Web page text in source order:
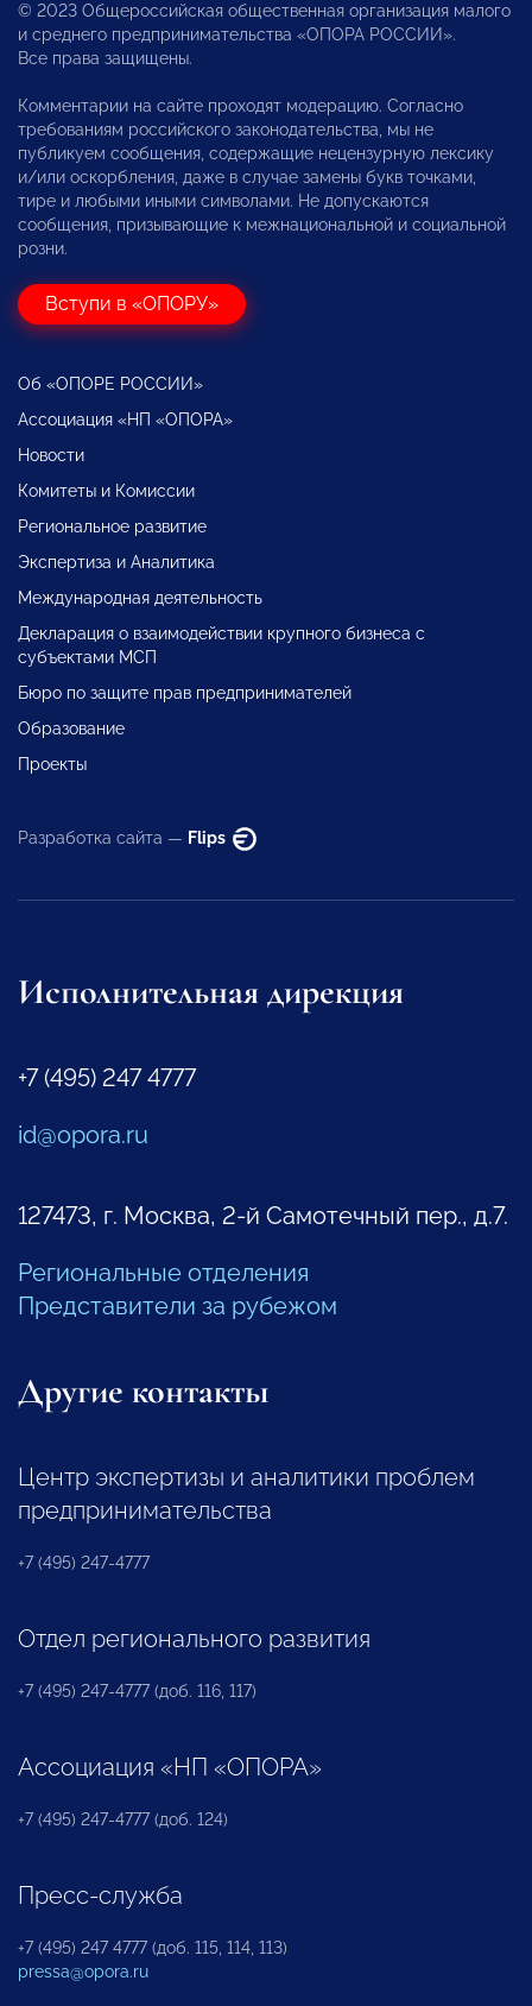
© 2023 Общероссийская общественная организация малого
и среднего предпринимательства «ОПОРА РОССИИ».
Все права защищены.
Комментарии на сайте проходят модерацию. Согласно
требованиям российского законодательства, мы не
публикуем сообщения, содержащие нецензурную лексику
и/или оскорбления, даже в случае замены букв точками,
тире и любыми иными символами. Не допускаются
сообщения, призывающие к межнациональной и социальной
розни.
Вступи в «ОПОРУ»
Об «ОПОРЕ РОССИИ»
Ассоциация «НП «ОПОРА»
Новости
Комитеты и Комиссии
Региональное развитие
Экспертиза и Аналитика
Международная деятельность
Декларация о взаимодействии крупного бизнеса с
субъектами МСП
Бюро по защите прав предпринимателей
Образование
Проекты
Разработка сайта — Flips
Исполнительная дирекция
+7 (495) 247 4777
id@opora.ru
127473, г. Москва, 2-й Самотечный пер., д.7.
Региональные отделения
Представители за рубежом
Другие контакты
Центр экспертизы и аналитики проблем
предпринимательства
+7 (495) 247-4777
Отдел регионального развития
+7 (495) 247-4777 (доб. 116, 117)
Ассоциация «НП «ОПОРА»
+7 (495) 247-4777 (доб. 124)
Пресс-служба
+7 (495) 247 4777 (доб. 115, 114, 113)
pressa@opora.ru